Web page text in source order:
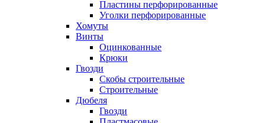
Пластины перфорированные
Уголки перфорированные
Хомуты
Винты
Оцинкованные
Крюки
Гвозди
Скобы строительные
Строительные
Дюбеля
Гвозди